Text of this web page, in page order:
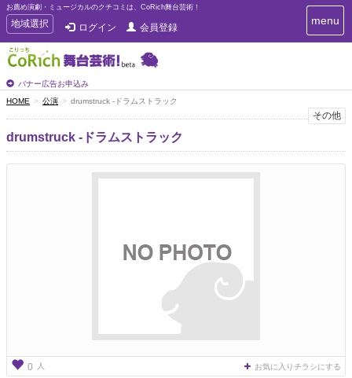
お薦め演劇・ミュージカルのクチコミは、CoRich舞台芸術！
T
o
g
g
e
n
a
v
i
地域選択 ログイン 会員登録
バナー広告お申込み
T
o
n
i
menu
HOME 公演 drumstruck -ドラムストラック
その他
drumstruck -ドラムストラック
0 人 お気に入りチラシにする